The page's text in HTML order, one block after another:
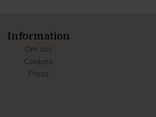
Information
Om oss
Cookies
Press